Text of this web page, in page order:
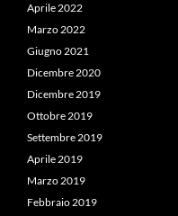
Aprile 2022
Marzo 2022
Giugno 2021
Dicembre 2020
Dicembre 2019
Ottobre 2019
Settembre 2019
Aprile 2019
Marzo 2019
Febbraio 2019